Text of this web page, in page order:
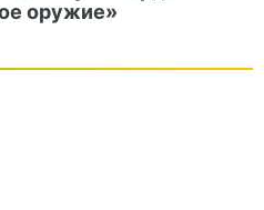
оружие»